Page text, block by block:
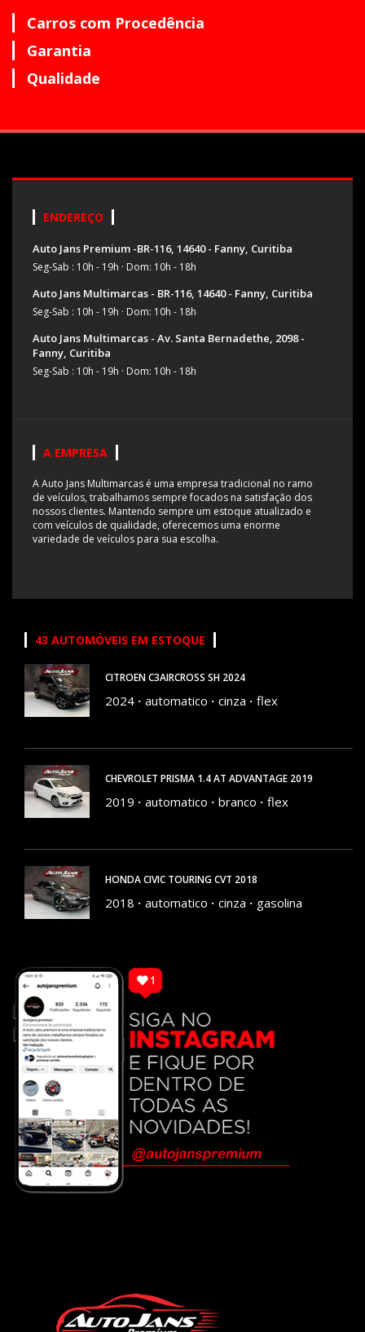
Carros com Procedência
Garantia
Qualidade
ENDEREÇO
Auto Jans Premium -BR-116, 14640 - Fanny, Curitiba
Seg-Sab : 10h - 19h · Dom: 10h - 18h
Auto Jans Multimarcas - BR-116, 14640 - Fanny, Curitiba
Seg-Sab : 10h - 19h · Dom: 10h - 18h
Auto Jans Multimarcas - Av. Santa Bernadethe, 2098 -
Fanny, Curitiba
Seg-Sab : 10h - 19h · Dom: 10h - 18h
A EMPRESA
A Auto Jans Multimarcas é uma empresa tradicional no ramo
de veículos, trabalhamos sempre focados na satisfação dos
nossos clientes. Mantendo sempre um estoque atualizado e
com veículos de qualidade, oferecemos uma enorme
variedade de veículos para sua escolha.
43 AUTOMÓVEIS EM ESTOQUE
CITROEN C3AIRCROSS SH 2024
2024 automatico cinza flex
CHEVROLET PRISMA 1.4 AT ADVANTAGE 2019
2019 automatico branco flex
HONDA CIVIC TOURING CVT 2018
2018 automatico cinza gasolina